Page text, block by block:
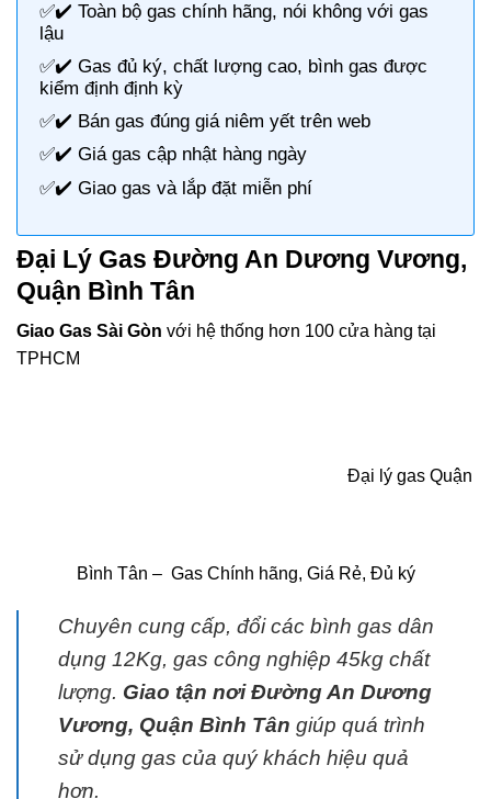
✅✔️ Toàn bộ gas chính hãng, nói không với gas
lậu
✅✔️ Gas đủ ký, chất lượng cao, bình gas được
kiểm định định kỳ
✅✔️ Bán gas đúng giá niêm yết trên web
✅✔️ Giá gas cập nhật hàng ngày
✅✔️ Giao gas và lắp đặt miễn phí
Đại Lý Gas Đường An Dương Vương,
Quận Bình Tân
Giao Gas Sài Gòn với hệ thống hơn 100 cửa hàng tại
TPHCM
Đại lý gas Quận
Bình Tân – Gas Chính hãng, Giá Rẻ, Đủ ký
Chuyên cung cấp, đổi các bình gas dân
dụng 12Kg, gas công nghiệp 45kg chất
lượng. Giao tận nơi Đường An Dương
Vương, Quận Bình Tân giúp quá trình
sử dụng gas của quý khách hiệu quả
hơn.